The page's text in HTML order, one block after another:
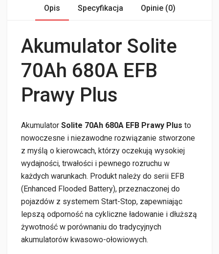
Opis Specyfikacja Opinie (0)
Akumulator Solite
70Ah 680A EFB
Prawy Plus
Akumulator Solite 70Ah 680A EFB Prawy Plus to
nowoczesne i niezawodne rozwiązanie stworzone
z myślą o kierowcach, którzy oczekują wysokiej
wydajności, trwałości i pewnego rozruchu w
każdych warunkach. Produkt należy do serii EFB
(Enhanced Flooded Battery), przeznaczonej do
pojazdów z systemem Start-Stop, zapewniając
lepszą odporność na cykliczne ładowanie i dłuższą
żywotność w porównaniu do tradycyjnych
akumulatorów kwasowo-ołowiowych.